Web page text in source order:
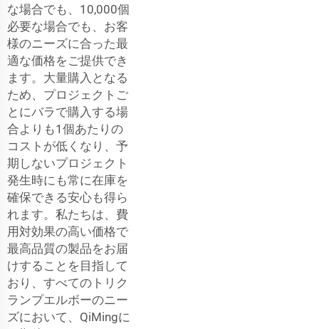
な場合でも、10,000個
必要な場合でも、お客
様のニーズに合った最
適な価格をご提供でき
ます。大量購入となる
ため、プロジェクトご
とにバラで購入する場
合よりも1個あたりの
コストが低くなり、予
期しないプロジェクト
発生時にも常に在庫を
確保できる安心も得ら
れます。私たちは、費
用対効果の高い価格で
最高品質の製品をお届
けすることを目指して
おり、すべてのトリク
ランプエルボーのニー
ズにおいて、QiMingに